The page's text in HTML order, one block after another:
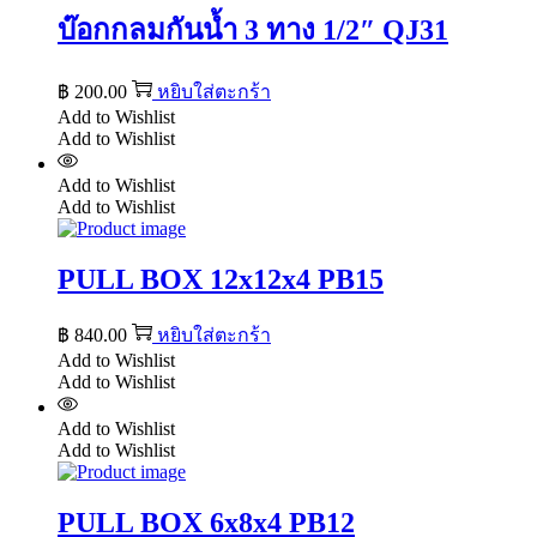
บ๊อกกลมกันน้ำ 3 ทาง 1/2″ QJ31
฿ 200.00
หยิบใส่ตะกร้า
Add to Wishlist
Add to Wishlist
Add to Wishlist
Add to Wishlist
PULL BOX 12x12x4 PB15
฿ 840.00
หยิบใส่ตะกร้า
Add to Wishlist
Add to Wishlist
Add to Wishlist
Add to Wishlist
PULL BOX 6x8x4 PB12